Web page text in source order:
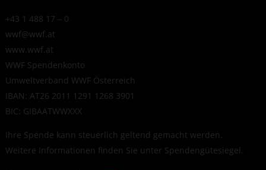
+43 1 488 17 – 0
wwf@wwf.at
www.wwf.at
WWF Spendenkonto
Umweltverband WWF Österreich
IBAN: AT26 2011 1291 1268 3901
BIC: GIBAATWWXXX
Ihre Spende kann steuerlich geltend gemacht werden.
Weitere Informationen finden Sie unter Spendengütesiegel